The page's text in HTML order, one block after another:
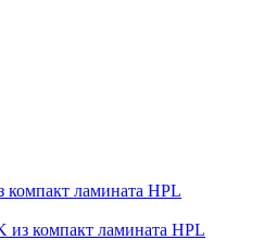
ламината HPL
компакт ламината HPL